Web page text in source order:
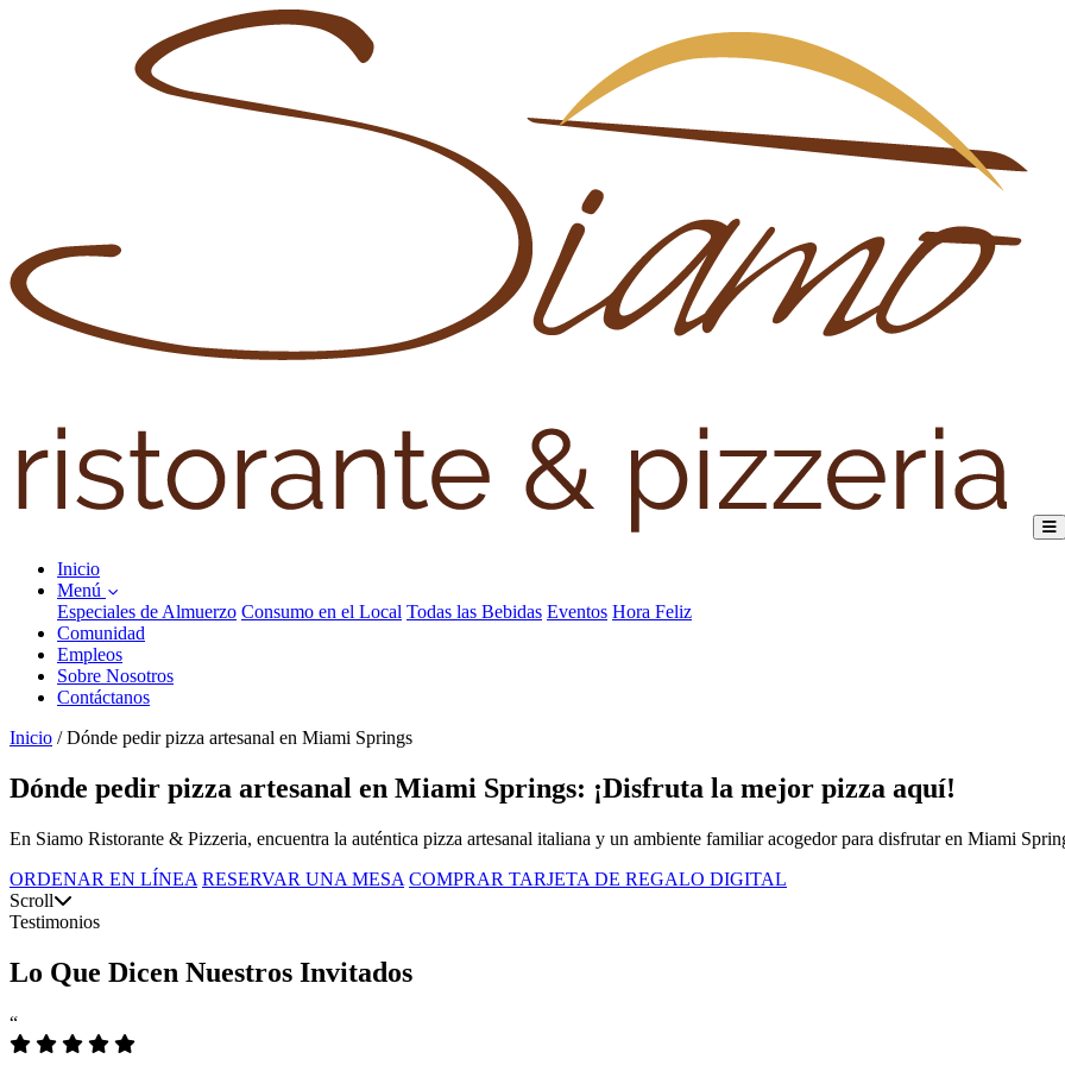
Inicio
Menú
Especiales de Almuerzo Consumo en el Local Todas las Bebidas Eventos Hora Feliz
Comunidad
Empleos
Sobre Nosotros
Contáctanos
Inicio / Dónde pedir pizza artesanal en Miami Springs
Dónde pedir pizza artesanal en Miami Springs: ¡Disfruta la mejor pizza aquí!
En Siamo Ristorante & Pizzeria, encuentra la auténtica pizza artesanal italiana y un ambiente familiar acogedor para disfrutar en Miami
ORDENAR EN LÍNEA RESERVAR UNA MESA COMPRAR TARJETA DE REGALO DIGITAL
Scroll
Testimonios
Lo Que Dicen Nuestros Invitados
“